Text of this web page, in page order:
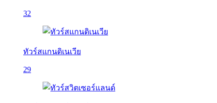
32
ทัวร์สแกนดิเนเวีย
29